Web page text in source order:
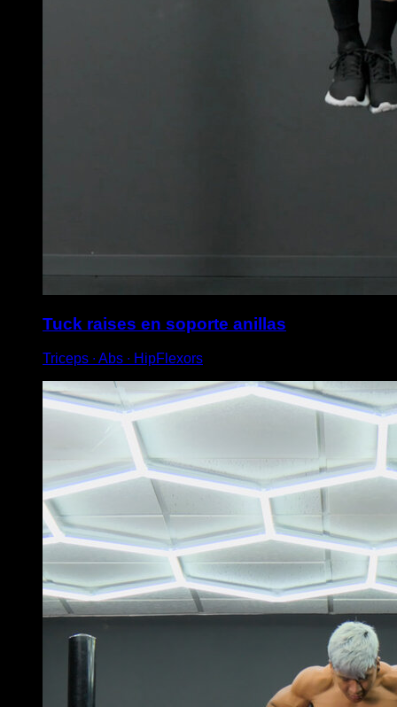
Tuck raises en soporte anillas
Triceps ∙ Abs ∙ HipFlexors